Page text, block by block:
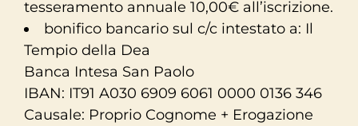
tesseramento annuale 10,00€ all’iscrizione.
bonifico bancario sul c/c intestato a: Il
Tempio della Dea
Banca Intesa San Paolo
IBAN: IT91 A030 6909 6061 0000 0136 346
Causale: Proprio Cognome + Erogazione